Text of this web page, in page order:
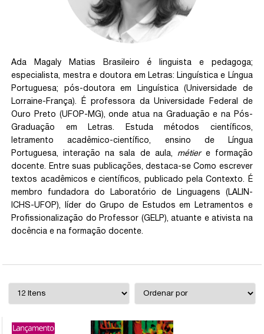
Ada Magaly Matias Brasileiro é linguista e pedagoga;
especialista, mestra e doutora em Letras: Linguística e Língua
Portuguesa; pós-doutora em Linguística (Universidade de
Lorraine-França). É professora da Universidade Federal de
Ouro Preto (UFOP-MG), onde atua na Graduação e na Pós-
Graduação em Letras. Estuda métodos científicos,
letramento acadêmico-científico, ensino de Língua
Portuguesa, interação na sala de aula,
métiere formação
docente. Entre suas publicações, destaca-se Como escrever
textos acadêmicos e científicos, publicado pela Contexto. É
membro fundadora do Laboratório de Linguagens (LALIN-
ICHS-UFOP), líder do Grupo de Estudos em Letramentos e
Profissionalização do Professor (GELP), atuante e ativista na
docência e na formação docente.